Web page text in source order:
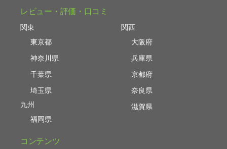
レビュー・評価・口コミ
関東
東京都
神奈川県
千葉県
埼玉県
九州
福岡県
関西
大阪府
兵庫県
京都府
奈良県
滋賀県
コンテンツ